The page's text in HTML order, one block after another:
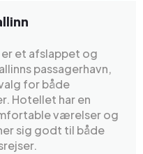
et afslappet og
passagerhavn,
for både
Hotellet har en
værelser og
sig godt til både